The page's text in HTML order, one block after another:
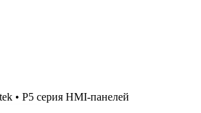
• P5 серия HMI-панелей